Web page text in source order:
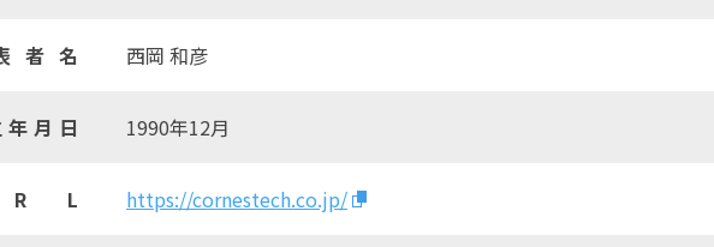
者名 西岡 和彦
月日 1990年12月
L https://cornestech.co.jp/